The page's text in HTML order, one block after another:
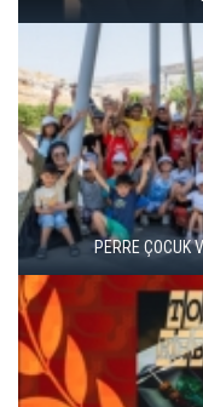
HAYDARPAŞA